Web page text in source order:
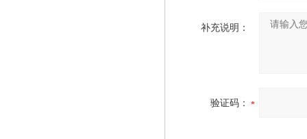
补充说明：
验证码：